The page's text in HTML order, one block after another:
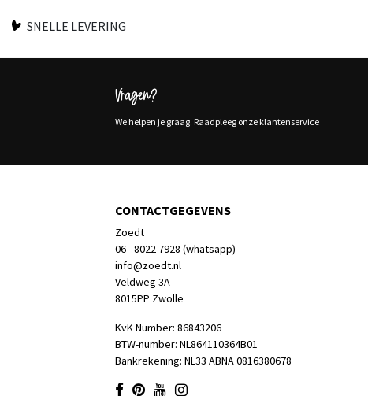
SNELLE LEVERING
Vragen?
We helpen je graag. Raadpleeg onze klantenservice
CONTACTGEGEVENS
Zoedt
06 - 8022 7928 (whatsapp)
info@zoedt.nl
Veldweg 3A
8015PP Zwolle
KvK Number: 86843206
BTW-number: NL864110364B01
Bankrekening: NL33 ABNA 0816380678